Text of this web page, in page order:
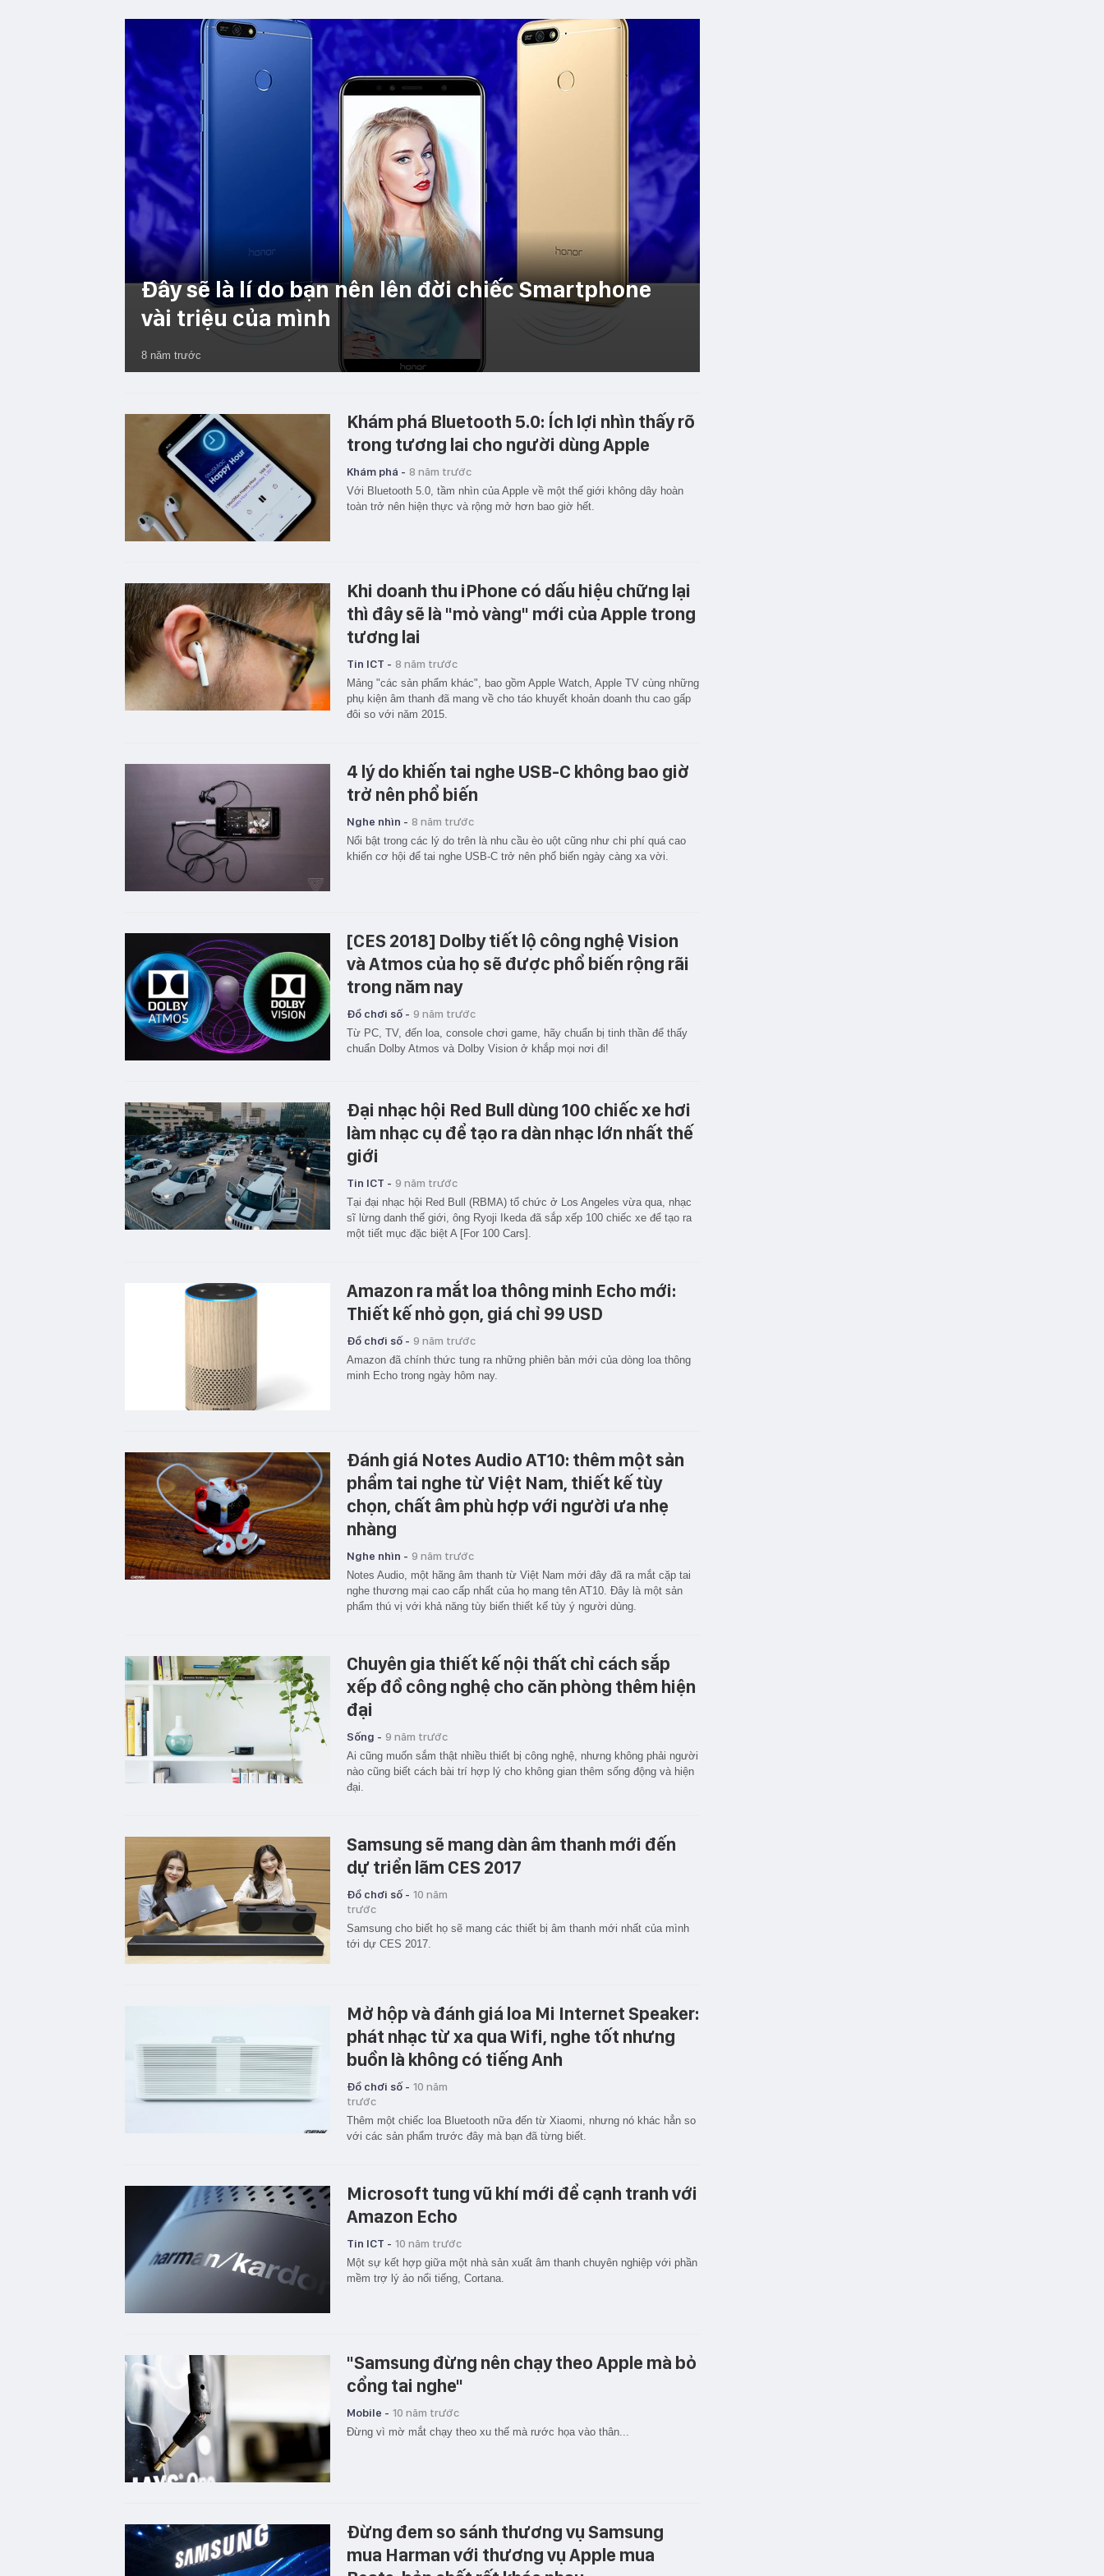
Đây sẽ là lí do bạn nên lên đời chiếc Smartphone
vài triệu của mình
8 năm trước
Khám phá Bluetooth 5.0: Ích lợi nhìn thấy rõ
trong tương lai cho người dùng Apple
Khám phá - 8 năm trước
Với Bluetooth 5.0, tầm nhìn của Apple về một thế giới không dây hoàn
toàn trở nên hiện thực và rộng mở hơn bao giờ hết.
Khi doanh thu iPhone có dấu hiệu chững lại
thì đây sẽ là "mỏ vàng" mới của Apple trong
tương lai
Tin ICT - 8 năm trước
Mảng "các sản phẩm khác", bao gồm Apple Watch, Apple TV cùng những
phụ kiện âm thanh đã mang về cho táo khuyết khoản doanh thu cao gấp
đôi so với năm 2015.
4 lý do khiến tai nghe USB-C không bao giờ
trở nên phổ biến
Nghe nhìn - 8 năm trước
Nổi bật trong các lý do trên là nhu cầu èo uột cũng như chi phí quá cao
khiến cơ hội để tai nghe USB-C trở nên phổ biến ngày càng xa vời.
[CES 2018] Dolby tiết lộ công nghệ Vision
và Atmos của họ sẽ được phổ biến rộng rãi
trong năm nay
Đồ chơi số - 9 năm trước
Từ PC, TV, đến loa, console chơi game, hãy chuẩn bị tinh thần để thấy
chuẩn Dolby Atmos và Dolby Vision ở khắp mọi nơi đi!
Đại nhạc hội Red Bull dùng 100 chiếc xe hơi
làm nhạc cụ để tạo ra dàn nhạc lớn nhất thế
giới
Tin ICT - 9 năm trước
Tại đại nhạc hội Red Bull (RBMA) tổ chức ở Los Angeles vừa qua, nhạc
sĩ lừng danh thế giới, ông Ryoji Ikeda đã sắp xếp 100 chiếc xe để tạo ra
một tiết mục đặc biệt A [For 100 Cars].
Amazon ra mắt loa thông minh Echo mới:
Thiết kế nhỏ gọn, giá chỉ 99 USD
Đồ chơi số - 9 năm trước
Amazon đã chính thức tung ra những phiên bản mới của dòng loa thông
minh Echo trong ngày hôm nay.
Đánh giá Notes Audio AT10: thêm một sản
phẩm tai nghe từ Việt Nam, thiết kế tùy
chọn, chất âm phù hợp với người ưa nhẹ
nhàng
Nghe nhìn - 9 năm trước
Notes Audio, một hãng âm thanh từ Việt Nam mới đây đã ra mắt cặp tai
nghe thương mại cao cấp nhất của họ mang tên AT10. Đây là một sản
phẩm thú vị với khả năng tùy biến thiết kế tùy ý người dùng.
Chuyên gia thiết kế nội thất chỉ cách sắp
xếp đồ công nghệ cho căn phòng thêm hiện
đại
Sống - 9 năm trước
Ai cũng muốn sắm thật nhiều thiết bị công nghệ, nhưng không phải người
nào cũng biết cách bài trí hợp lý cho không gian thêm sống động và hiện
đại.
Samsung sẽ mang dàn âm thanh mới đến
dự triển lãm CES 2017
Đồ chơi số - 10 năm
trước
Samsung cho biết họ sẽ mang các thiết bị âm thanh mới nhất của mình
tới dự CES 2017.
Mở hộp và đánh giá loa Mi Internet Speaker:
phát nhạc từ xa qua Wifi, nghe tốt nhưng
buồn là không có tiếng Anh
Đồ chơi số - 10 năm
trước
Thêm một chiếc loa Bluetooth nữa đến từ Xiaomi, nhưng nó khác hẳn so
với các sản phẩm trước đây mà bạn đã từng biết.
Microsoft tung vũ khí mới để cạnh tranh với
Amazon Echo
Tin ICT - 10 năm trước
Một sự kết hợp giữa một nhà sản xuất âm thanh chuyên nghiệp với phần
mềm trợ lý ảo nổi tiếng, Cortana.
"Samsung đừng nên chạy theo Apple mà bỏ
cổng tai nghe"
Mobile - 10 năm trước
Đừng vì mờ mắt chạy theo xu thế mà rước họa vào thân...
Đừng đem so sánh thương vụ Samsung
mua Harman với thương vụ Apple mua